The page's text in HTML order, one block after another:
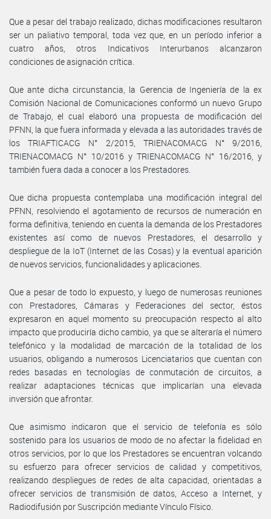
Que a pesar del trabajo realizado, dichas modificaciones resultaron
ser un paliativo temporal, toda vez que, en un período inferior a
cuatro años, otros Indicativos Interurbanos alcanzaron
condiciones de asignación crítica.
Que ante dicha circunstancia, la Gerencia de Ingeniería de la ex
Comisión Nacional de Comunicaciones conformó un nuevo Grupo
de Trabajo, el cual elaboró una propuesta de modificación del
PFNN, la que fuera informada y elevada a las autoridades través de
los TRIAFTICACG N° 2/2015, TRIENACOMACG N° 9/2016,
TRIENACOMACG N° 10/2016 y TRIENACOMACG N° 16/2016, y
también fuera dada a conocer a los Prestadores.
Que dicha propuesta contemplaba una modificación integral del
PFNN, resolviendo el agotamiento de recursos de numeración en
forma definitiva, teniendo en cuenta la demanda de los Prestadores
existentes así como de nuevos Prestadores, el desarrollo y
despliegue de la IoT (Internet de las Cosas) y la eventual aparición
de nuevos servicios, funcionalidades y aplicaciones.
Que a pesar de todo lo expuesto, y luego de numerosas reuniones
con Prestadores, Cámaras y Federaciones del sector, éstos
expresaron en aquel momento su preocupación respecto al alto
impacto que produciría dicho cambio, ya que se alteraría el número
telefónico y la modalidad de marcación de la totalidad de los
usuarios, obligando a numerosos Licenciatarios que cuentan con
redes basadas en tecnologías de conmutación de circuitos, a
realizar adaptaciones técnicas que implicarían una elevada
inversión que afrontar.
Que asimismo indicaron que el servicio de telefonía es sólo
sostenido para los usuarios de modo de no afectar la fidelidad en
otros servicios, por lo que los Prestadores se encuentran volcando
su esfuerzo para ofrecer servicios de calidad y competitivos,
realizando despliegues de redes de alta capacidad, orientadas a
ofrecer servicios de transmisión de datos, Acceso a Internet, y
Radiodifusión por Suscripción mediante Vínculo Físico.